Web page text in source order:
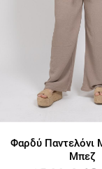
Φαρδύ Παντελόνι
Μπεζ